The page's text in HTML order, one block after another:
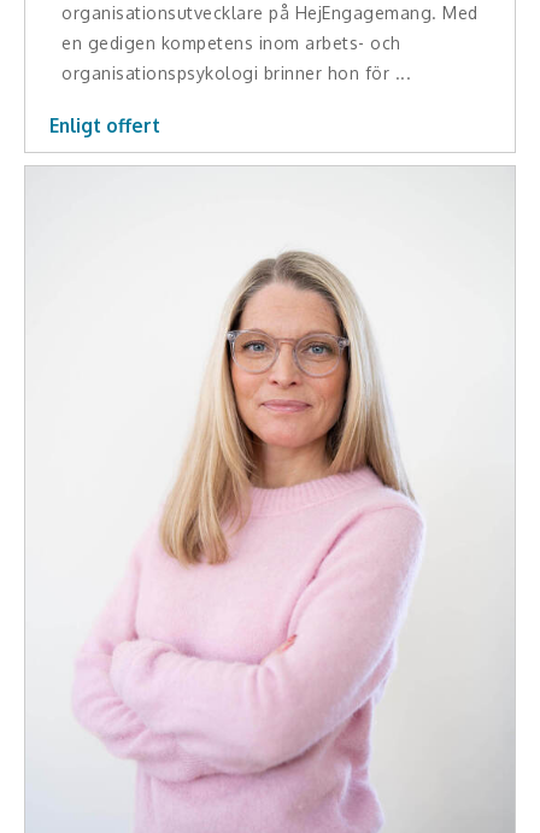
organisationsutvecklare på HejEngagemang. Med
en gedigen kompetens inom arbets- och
organisationspsykologi brinner hon för ...
Enligt offert